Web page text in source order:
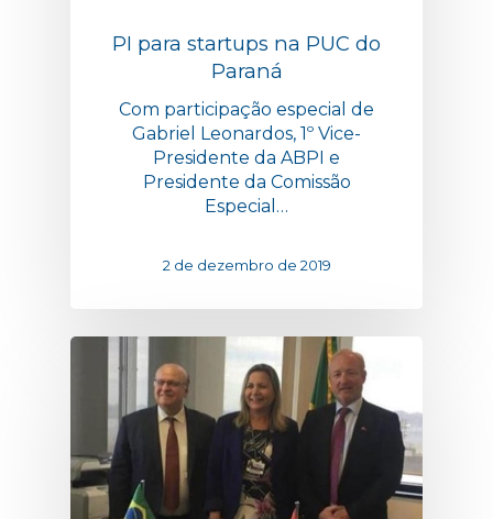
PI para startups na PUC do
Paraná
Com participação especial de
Gabriel Leonardos, 1º Vice-
Presidente da ABPI e
Presidente da Comissão
Especial…
2 de dezembro de 2019